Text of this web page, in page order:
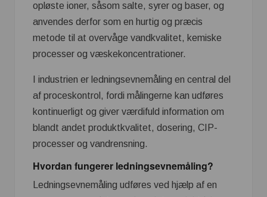
opløste ioner, såsom salte, syrer og baser, og
anvendes derfor som en hurtig og præcis
metode til at overvåge vandkvalitet, kemiske
processer og væskekoncentrationer.
I industrien er ledningsevnemåling en central del
af proceskontrol, fordi målingerne kan udføres
kontinuerligt og giver værdifuld information om
blandt andet produktkvalitet, dosering, CIP-
processer og vandrensning.
Hvordan fungerer ledningsevnemåling?
Ledningsevnemåling udføres ved hjælp af en